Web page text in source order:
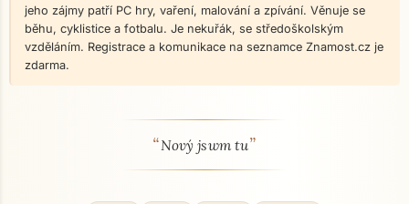
jeho zájmy patří PC hry, vaření, malování a zpívání. Věnuje se
běhu, cyklistice a fotbalu. Je nekuřák, se středoškolským
vzděláním. Registrace a komunikace na seznamce Znamost.cz je
zdarma.
O mně - seznamka profil
“Nový jswm tu”